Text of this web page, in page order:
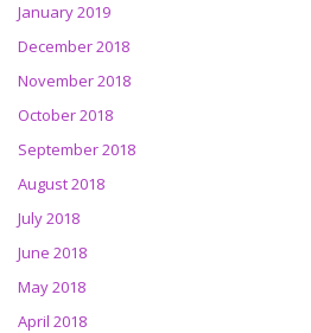
January 2019
December 2018
November 2018
October 2018
September 2018
August 2018
July 2018
June 2018
May 2018
April 2018